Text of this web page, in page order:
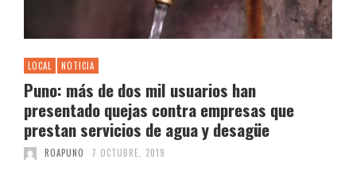
LOCAL NOTICIA
Puno: más de dos mil usuarios han
presentado quejas contra empresas que
prestan servicios de agua y desagüe
ROAPUNO 7 OCTUBRE, 2019